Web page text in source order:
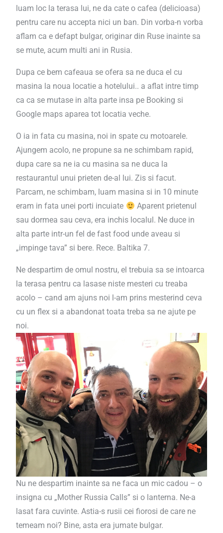
luam loc la terasa lui, ne da cate o cafea (delicioasa)
pentru care nu accepta nici un ban. Din vorba-n vorba
aflam ca e defapt bulgar, originar din Ruse inainte sa
se mute, acum multi ani in Rusia.
Dupa ce bem cafeaua se ofera sa ne duca el cu
masina la noua locatie a hotelului.. a aflat intre timp
ca ca se mutase in alta parte insa pe Booking si
Google maps aparea tot locatia veche.
O ia in fata cu masina, noi in spate cu motoarele.
Ajungem acolo, ne propune sa ne schimbam rapid,
dupa care sa ne ia cu masina sa ne duca la
restaurantul unui prieten de-al lui. Zis si facut.
Parcam, ne schimbam, luam masina si in 10 minute
eram in fata unei porti incuiate
Aparent prietenul
sau dormea sau ceva, era inchis localul. Ne duce in
alta parte intr-un fel de fast food unde aveau si
„impinge tava” si bere. Rece. Baltika 7.
Ne despartim de omul nostru, el trebuia sa se intoarca
la terasa pentru ca lasase niste mesteri cu treaba
acolo – cand am ajuns noi l-am prins mesterind ceva
cu un flex si a abandonat toata treba sa ne ajute pe
noi.
Nu ne despartim inainte sa ne faca un mic cadou – o
insigna cu „Mother Russia Calls” si o lanterna. Ne-a
lasat fara cuvinte. Astia-s rusii cei fiorosi de care ne
temeam noi? Bine, asta era jumate bulgar.